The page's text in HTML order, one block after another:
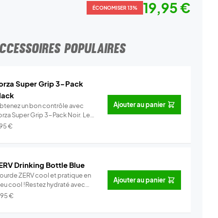
ÉCONOMISER 13% 19,95 €
POPULAIRES
Super Grip 3-Pack
un bon contrôle avec
Super Grip 3-Pack Noir. Les
Info
€
Ajouter au panier
Drinking Bottle Blue
ZERV cool et pratique en
cool !Restez hydraté avec
Info
€
Ajouter au panier